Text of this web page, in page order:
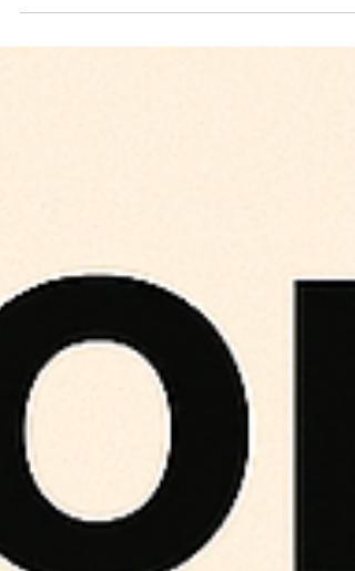
inflammatoires pour maigrir.